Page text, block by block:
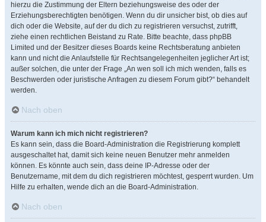
hierzu die Zustimmung der Eltern beziehungsweise des oder der
Erziehungsberechtigten benötigen. Wenn du dir unsicher bist, ob dies auf
dich oder die Website, auf der du dich zu registrieren versuchst, zutrifft,
ziehe einen rechtlichen Beistand zu Rate. Bitte beachte, dass phpBB
Limited und der Besitzer dieses Boards keine Rechtsberatung anbieten
kann und nicht die Anlaufstelle für Rechtsangelegenheiten jeglicher Art ist;
außer solchen, die unter der Frage „An wen soll ich mich wenden, falls es
Beschwerden oder juristische Anfragen zu diesem Forum gibt?“ behandelt
werden.
Nach oben
Warum kann ich mich nicht registrieren?
Es kann sein, dass die Board-Administration die Registrierung komplett
ausgeschaltet hat, damit sich keine neuen Benutzer mehr anmelden
können. Es könnte auch sein, dass deine IP-Adresse oder der
Benutzername, mit dem du dich registrieren möchtest, gesperrt wurden. Um
Hilfe zu erhalten, wende dich an die Board-Administration.
Nach oben